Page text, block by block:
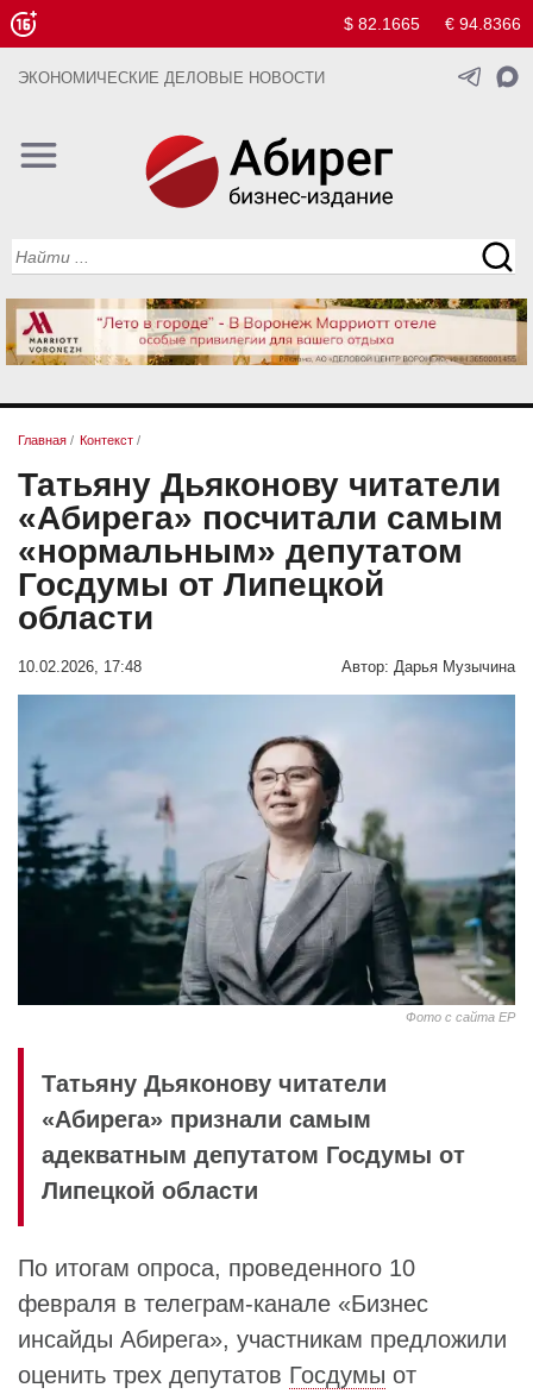
$ 82.1665 € 94.8366
ЭКОНОМИЧЕСКИЕ ДЕЛОВЫЕ НОВОСТИ
Главная / Контекст /
Татьяну Дьяконову читатели
«Абирега» посчитали самым
«нормальным» депутатом
Госдумы от Липецкой
области
10.02.2026, 17:48 Автор: Дарья Музычина
Фото с сайта ЕР
Татьяну Дьяконову читатели
«Абирега» признали самым
адекватным депутатом Госдумы от
Липецкой области
По итогам опроса, проведенного 10
февраля в телеграм-канале «Бизнес
инсайды Абирега», участникам предложили
оценить трех депутатов Госдумы от